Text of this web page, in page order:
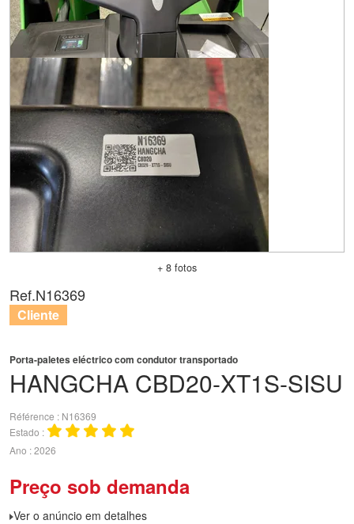
+ 8 fotos
HANGCHA CBD20-XT1S-SISU
Porta-paletes eléctrico com condutor transportado
Référence
N16369
Estado
Ano 2026
Preço sob demanda
Ver o anúncio em detalhes
Ref.N16369
Cliente